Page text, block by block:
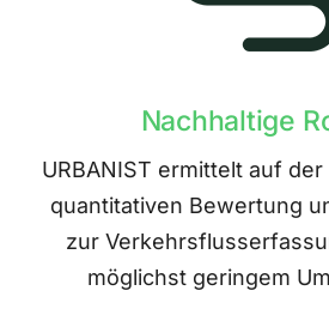
Nachhaltige
URBANIST ermittelt auf
quantitativen Bewertung
zur
möglichst geringem